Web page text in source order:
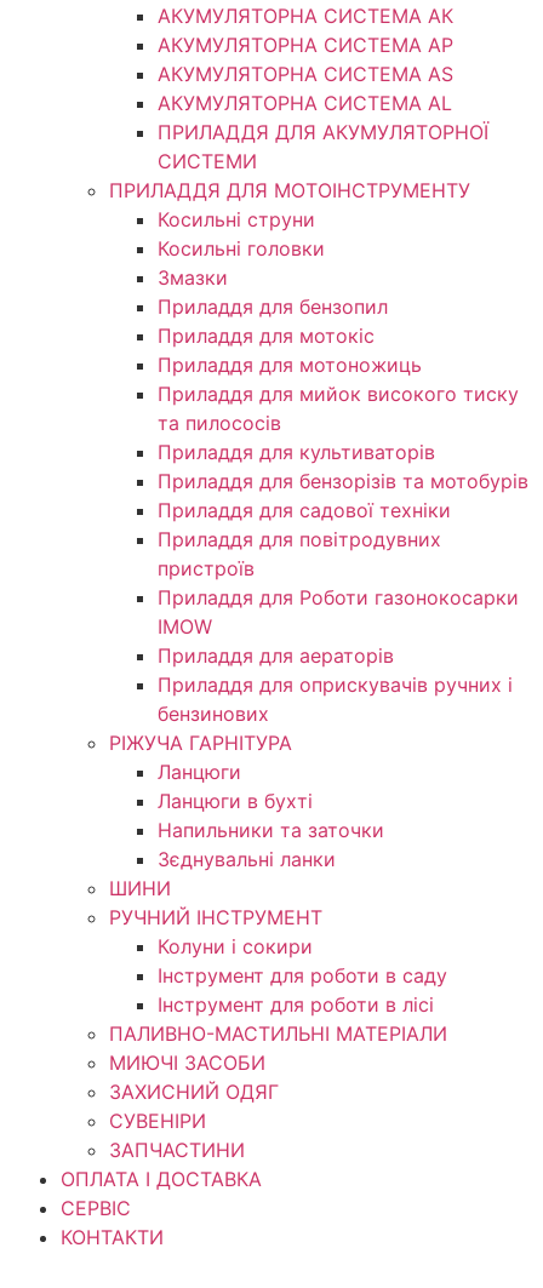
АКУМУЛЯТОРНА СИСТЕМА АК
АКУМУЛЯТОРНА СИСТЕМА АР
АКУМУЛЯТОРНА СИСТЕМА AS
АКУМУЛЯТОРНА СИСТЕМА AL
ПРИЛАДДЯ ДЛЯ АКУМУЛЯТОРНОЇ
СИСТЕМИ
ПРИЛАДДЯ ДЛЯ МОТОІНСТРУМЕНТУ
Косильні струни
Косильні головки
Змазки
Приладдя для бензопил
Приладдя для мотокіс
Приладдя для мотоножиць
Приладдя для мийок високого тиску
та пилососів
Приладдя для культиваторів
Приладдя для бензорізів та мотобурів
Приладдя для садової техніки
Приладдя для повітродувних
пристроїв
Приладдя для Роботи газонокосарки
IMOW
Приладдя для аераторів
Приладдя для оприскувачів ручних і
бензинових
РІЖУЧА ГАРНІТУРА
Ланцюги
Ланцюги в бухті
Напильники та заточки
Зєднувальні ланки
ШИНИ
РУЧНИЙ ІНСТРУМЕНТ
Колуни і сокири
Інструмент для роботи в саду
Інструмент для роботи в лісі
ПАЛИВНО-МАСТИЛЬНІ МАТЕРІАЛИ
МИЮЧІ ЗАСОБИ
ЗАХИСНИЙ ОДЯГ
СУВЕНІРИ
ЗАПЧАСТИНИ
ОПЛАТА І ДОСТАВКА
СЕРВІС
КОНТАКТИ